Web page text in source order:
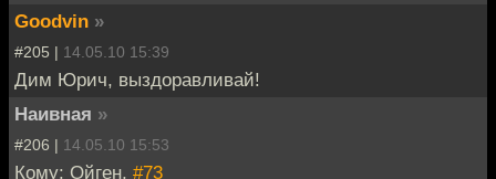
Goodvin »
#205 | 14.05.10 15:39
Дим Юрич, выздоравливай!
Наивная »
#206 | 14.05.10 15:53
Кому: Ойген, #73